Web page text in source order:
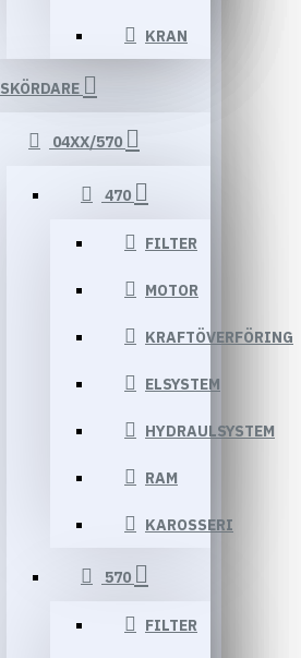
KRAN
SKÖRDARE
04XX/570
470
FILTER
MOTOR
KRAFTÖVERFÖRING
ELSYSTEM
HYDRAULSYSTEM
RAM
KAROSSERI
570
FILTER